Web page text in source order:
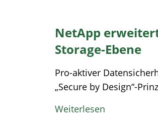
NetApp
Storage-Ebene
Pro-aktiver
„Secure by Design“-
Weiterlesen